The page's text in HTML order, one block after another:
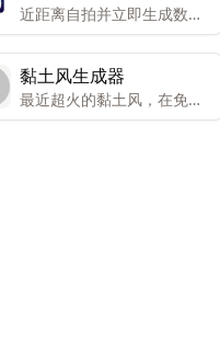
图像清晰度增强和肖像生成
服务，支持多平台使用，并
提供多种语言选项。
近距离自拍并立即生成数百
张图像。只需 1 张照片。 我
们有各种各样的款式可供选
择。
黏土风生成器
最近超火的黏土风，在免费
生成